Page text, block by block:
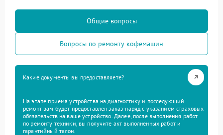
Общие вопросы
Вопросы по ремонту кофемашин
Какие документы вы предоставляете?
На этапе приема устройства на диагностику и последующий
ремонт вам будет предоставлен заказ-наряд с указанием страховых
обязательств на ваше устройство. Далее, после выполнения работ
по ремонту техники, вы получите акт выполненных работ и
гарантийный талон.